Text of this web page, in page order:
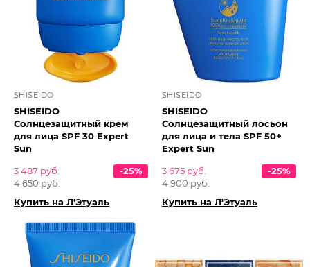
SHISEIDO
SHISEIDO
Солнцезащитный крем
для лица SPF 30 Expert
Sun
3 487 руб.
4 650 руб.
-25%
Купить на Л'Этуаль
SHISEIDO
SHISEIDO
Солнцезащитный лосьон
для лица и тела SPF 50+
Expert Sun
3 675 руб.
4 900 руб.
-25%
Купить на Л'Этуаль